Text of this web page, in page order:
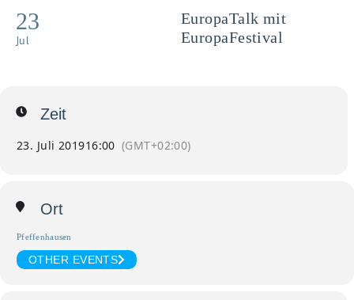
23
Jul
EuropaTalk mit
EuropaFestival
Zeit
23. Juli 201916:00 (GMT+02:00)
Ort
Pfeffenhausen
OTHER EVENTS